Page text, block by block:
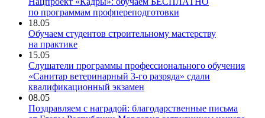
по программам профпереподготовки
18.05
Обучаем студентов строительному мастерству
на практике
15.05
Слушатели программы профессионального обучения
«Санитар ветеринарный 3-го разряда» сдали
квалификационный экзамен
08.05
Поздравляем с наградой: благодарственные письма